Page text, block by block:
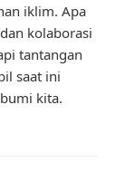
iklim. Apa
kolaborasi
tantangan
saat ini
kita.